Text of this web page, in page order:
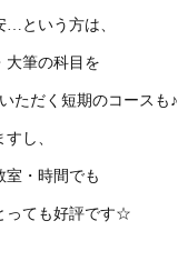
…という方は、
大筆の科目を
ただく短期のコースも♪
し、
室・時間でも
っても好評です☆